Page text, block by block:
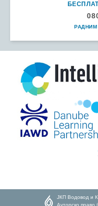
РАДНИМ
ЈКП Водовод и
Ауторско право